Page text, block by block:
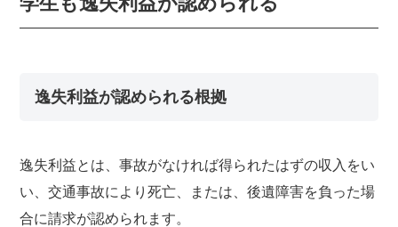
逸失利益が認められる根拠
逸失利益とは、事故がなければ得られたはずの収入をい
い、交通事故により死亡、または、後遺障害を負った場
合に請求が認められます。